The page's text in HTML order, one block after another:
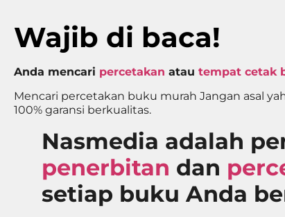
Wajib di baca!
Anda mencari percetakan atau tempat cetak
Mencari percetakan buku murah Jangan asal
100% garansi berkualitas.
Nasmedia adalah
penerbitan dan
setiap buku Anda